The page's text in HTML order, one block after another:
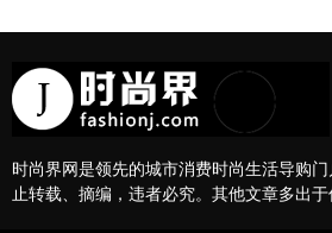
时尚界网是领先的城市消费时尚生活导购
止转载、摘编，违者必究。其他文章多出